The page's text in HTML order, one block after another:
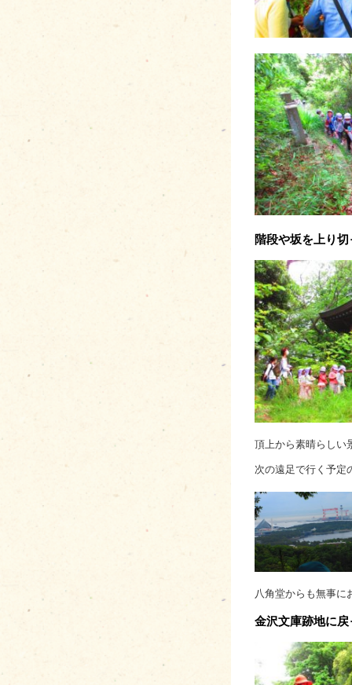
階段や坂を上り
頂上から素晴らしい
次の遠足で行く予定
八角堂からも無事に
金沢文庫跡地に